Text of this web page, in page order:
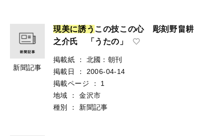
新聞記事
現美に誘う この技この心 彫刻野畠耕
之介氏 「うたの」
掲載紙 ：
北國：朝刊
掲載日
：
2006-04-14
掲載ページ
：
1
地域
：
金沢市
種別
： 新聞記事